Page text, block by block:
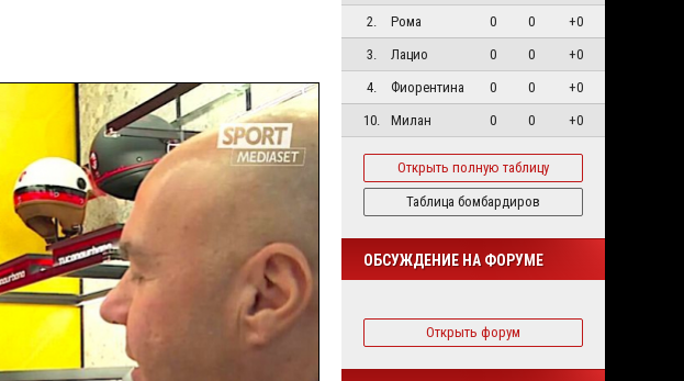
2.
Рома 0 0
+0
3.
Лацио 0 0
+0
4.
Фиорентина 0 0
+0
10.
Милан 0 0 +0
Открыть полную таблицу
Таблица бомбардиров
ОБСУЖДЕНИЕ НА ФОРУМЕ
Открыть форум